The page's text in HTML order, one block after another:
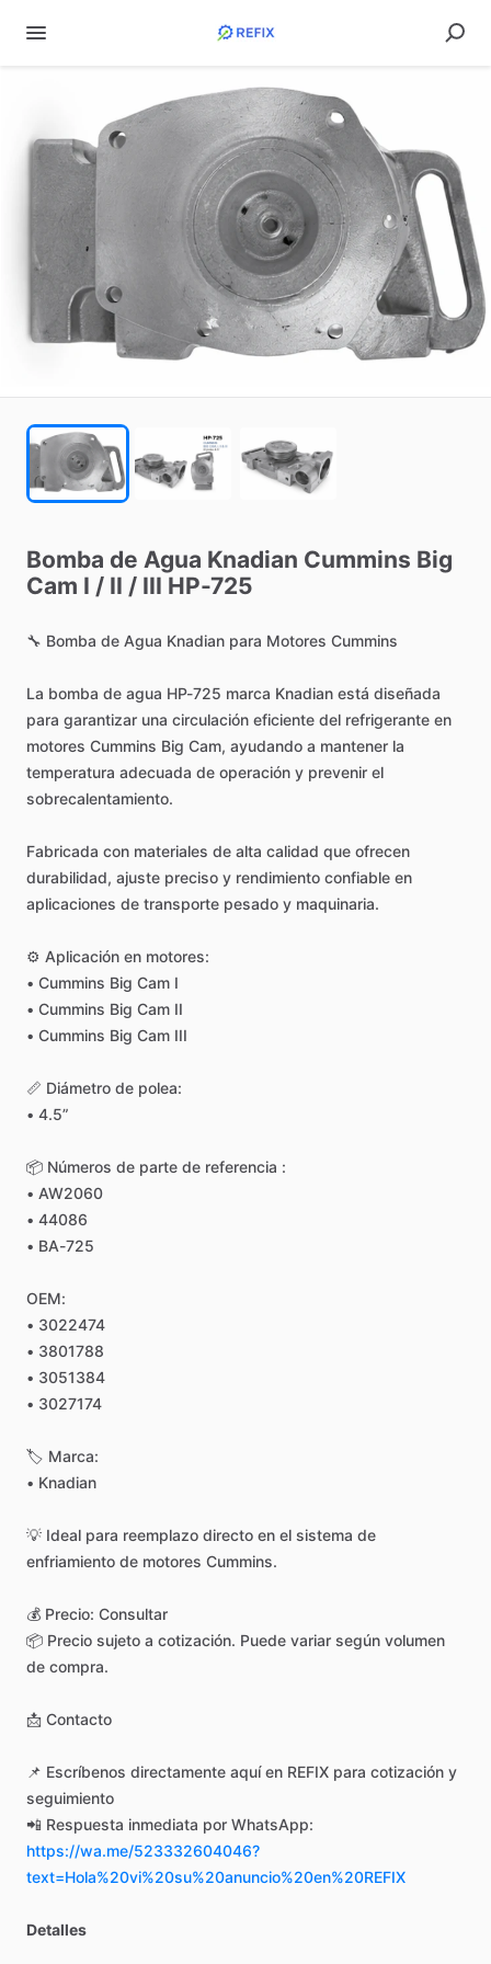
Bomba de Agua Knadian Cummins Big
Cam I ​/​ II ​/​ III HP-725
🔧 Bomba de Agua Knadian para Motores Cummins
La bomba de agua HP-725 marca Knadian está diseñada
para garantizar una circulación eficiente del refrigerante en
motores Cummins Big Cam, ayudando a mantener la
temperatura adecuada de operación y prevenir el
sobrecalentamiento.
Fabricada con materiales de alta calidad que ofrecen
durabilidad, ajuste preciso y rendimiento confiable en
aplicaciones de transporte pesado y maquinaria.
⚙️ Aplicación en motores:
• Cummins Big Cam I
• Cummins Big Cam II
• Cummins Big Cam III
📏 Diámetro de polea:
• 4.5”
📦 Números de parte de referencia :
• AW2060
• 44086
• BA-725
OEM:
• 3022474
• 3801788
• 3051384
• 3027174
🏷 Marca:
• Knadian
💡 Ideal para reemplazo directo en el sistema de
enfriamiento de motores Cummins.
💰 Precio: Consultar
📦 Precio sujeto a cotización. Puede variar según volumen
de compra.
📩 Contacto
📌 Escríbenos directamente aquí en REFIX para cotización y
seguimiento
📲 Respuesta inmediata por WhatsApp:
https://wa.me/523332604046?
text=Hola%20vi%20su%20anuncio%20en%20REFIX
Detalles